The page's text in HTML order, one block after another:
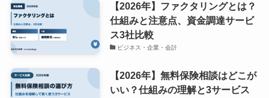
【2026年】ファクタリングとは？
仕組みと注意点、資金調達サービ
ス3社比較
ビジネス・企業・会計
【2026年】無料保険相談はどこが
いい？仕組みの理解と3サービス